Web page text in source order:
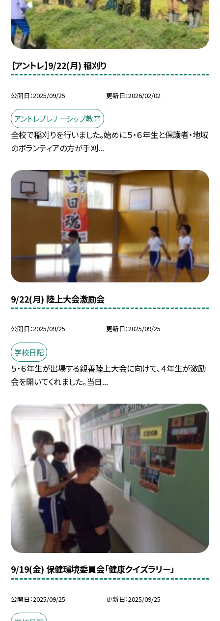
【アントレ】9/22(月) 稲刈り
公開日 2025/09/25 更新日 2026/02/02
アントレプレナーシップ教育
全校で稲刈りを行いました。始めに５・６年生と保護者・地域
のボランティアの方が手刈...
9/22(月) 陸上大会激励会
公開日 2025/09/25 更新日 2025/09/25
学校日記
５・６年生が出場する親善陸上大会に向けて、４年生が激励
会を開いてくれました。当日...
9/19(金) 保健環境委員会「健康クイズラリー」
公開日 2025/09/25 更新日 2025/09/25